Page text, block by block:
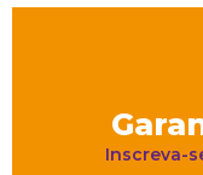
Inscreva-